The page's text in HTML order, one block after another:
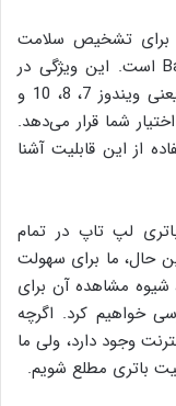
برای تشخیص سلامت
باتری لپ تاپ استفاده کرد، Battery Report است. این ویژگی در
تمام نسخه‌های سیستم عامل مایکروسافت یعنی ویندوز 7، 8، 10 و
شما قرار می‌دهد.
از این قابلیت آشنا
لپ تاپ در تمام
حال، ما برای سهولت
شیوه مشاهده آن برای
خواهیم کرد. اگرچه
وجود دارد، ولی ما
باتری مطلع شویم.